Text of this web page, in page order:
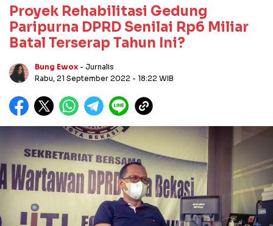
Proyek Rehabilitasi Gedung
Paripurna DPRD Senilai Rp6 Miliar
Batal Terserap Tahun Ini?
Bung Ewox - Jurnalis
Rabu, 21 September 2022 - 18:22 WIB